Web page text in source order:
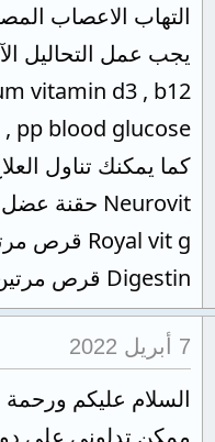
التهاب الاعصاب
يجب عمل التحاليل
vitamin d3 , b12
, pp blood glucose
كما يمكنك تناول
Neurovit حقنة عضل ثلاث مرات أسبوعيا
Royal vit g قرص مرتين يوميا
Digestin قرص مرتين يوميا بعد الاكل
7 أبريل 2022
السلام عليكم ورحمة